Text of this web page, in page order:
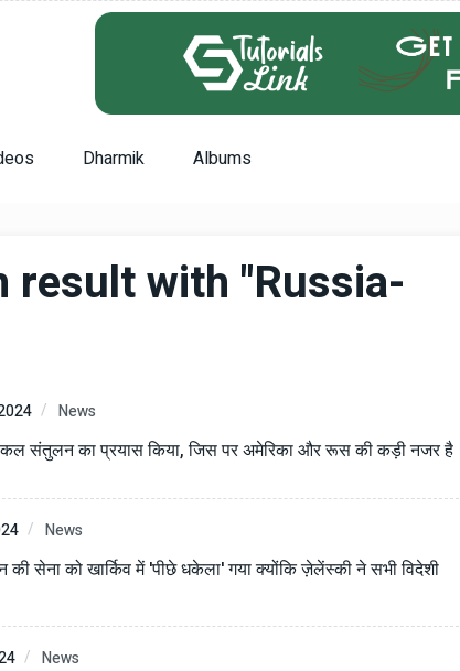
Dharmik Albums
result with "Russia-
News
संतुलन का प्रयास किया, जिस पर अमेरिका और रूस की कड़ी नजर है
News
सेना को खार्किव में 'पीछे धकेला' गया क्योंकि ज़ेलेंस्की ने सभी विदेशी
News